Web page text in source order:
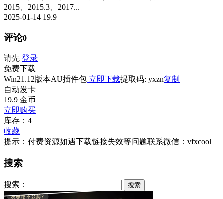
2015、2015.3、2017...
2025-01-14 19.9
评论0
请先 登录
免费下载
Win21.12版本AU插件包 立即下载提取码: yxzn复制
自动发卡
19.9 金币
立即购买
库存：4
收藏
提示：付费资源如遇下载链接失效等问题联系微信：vfxcool
搜索
搜索：